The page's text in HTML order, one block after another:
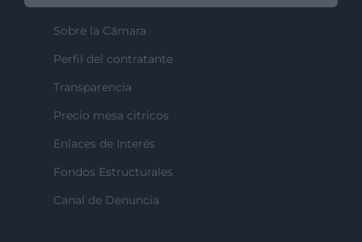
Sobre la Cámara
Perfil del contratante
Transparencia
Precio mesa citricos
Enlaces de Interés
Fondos Estructurales
Canal de Denuncia